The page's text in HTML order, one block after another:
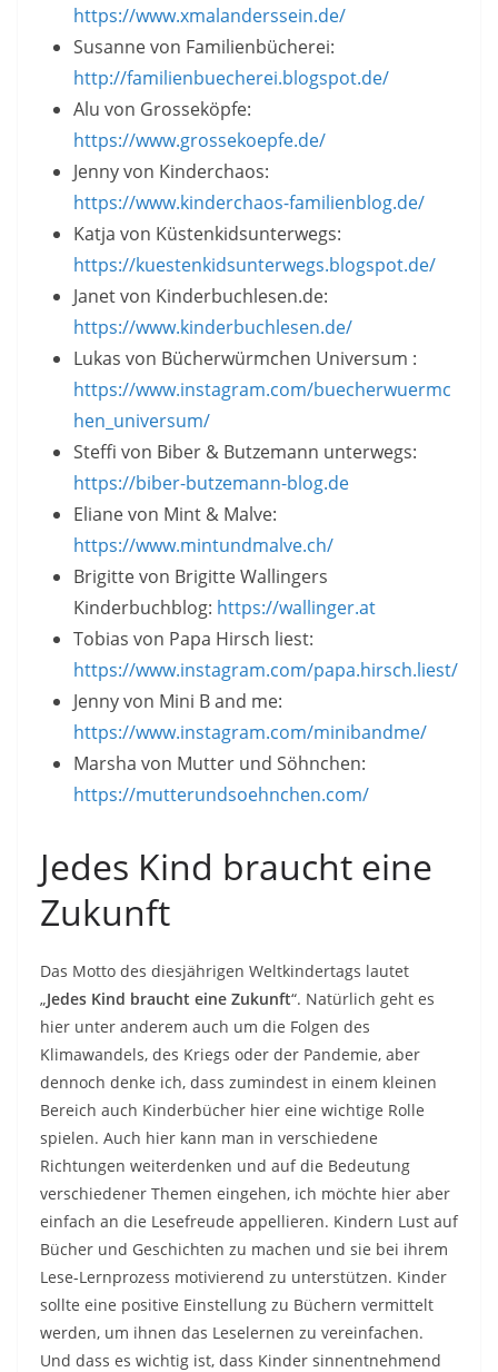
https://www.xmalanderssein.de/
Susanne von Familienbücherei:
http://familienbuecherei.blogspot.de/
Alu von Grosseköpfe:
https://www.grossekoepfe.de/
Jenny von Kinderchaos:
https://www.kinderchaos-familienblog.de/
Katja von Küstenkidsunterwegs:
https://kuestenkidsunterwegs.blogspot.de/
Janet von Kinderbuchlesen.de:
https://www.kinderbuchlesen.de/
Lukas von Bücherwürmchen Universum :
https://www.instagram.com/buecherwuermc
hen_universum/
Steffi von Biber & Butzemann unterwegs:
https://biber-butzemann-blog.de
Eliane von Mint & Malve:
https://www.mintundmalve.ch/
Brigitte von Brigitte Wallingers
Kinderbuchblog: https://wallinger.at
Tobias von Papa Hirsch liest:
https://www.instagram.com/papa.hirsch.liest/
Jenny von Mini B and me:
https://www.instagram.com/minibandme/
Marsha von Mutter und Söhnchen:
https://mutterundsoehnchen.com/
Jedes Kind braucht eine
Zukunft
Das Motto des diesjährigen Weltkindertags lautet
„Jedes Kind braucht eine Zukunft“. Natürlich geht es
hier unter anderem auch um die Folgen des
Klimawandels, des Kriegs oder der Pandemie, aber
dennoch denke ich, dass zumindest in einem kleinen
Bereich auch Kinderbücher hier eine wichtige Rolle
spielen. Auch hier kann man in verschiedene
Richtungen weiterdenken und auf die Bedeutung
verschiedener Themen eingehen, ich möchte hier aber
einfach an die Lesefreude appellieren. Kindern Lust auf
Bücher und Geschichten zu machen und sie bei ihrem
Lese-Lernprozess motivierend zu unterstützen. Kinder
sollte eine positive Einstellung zu Büchern vermittelt
werden, um ihnen das Leselernen zu vereinfachen.
Und dass es wichtig ist, dass Kinder sinnentnehmend